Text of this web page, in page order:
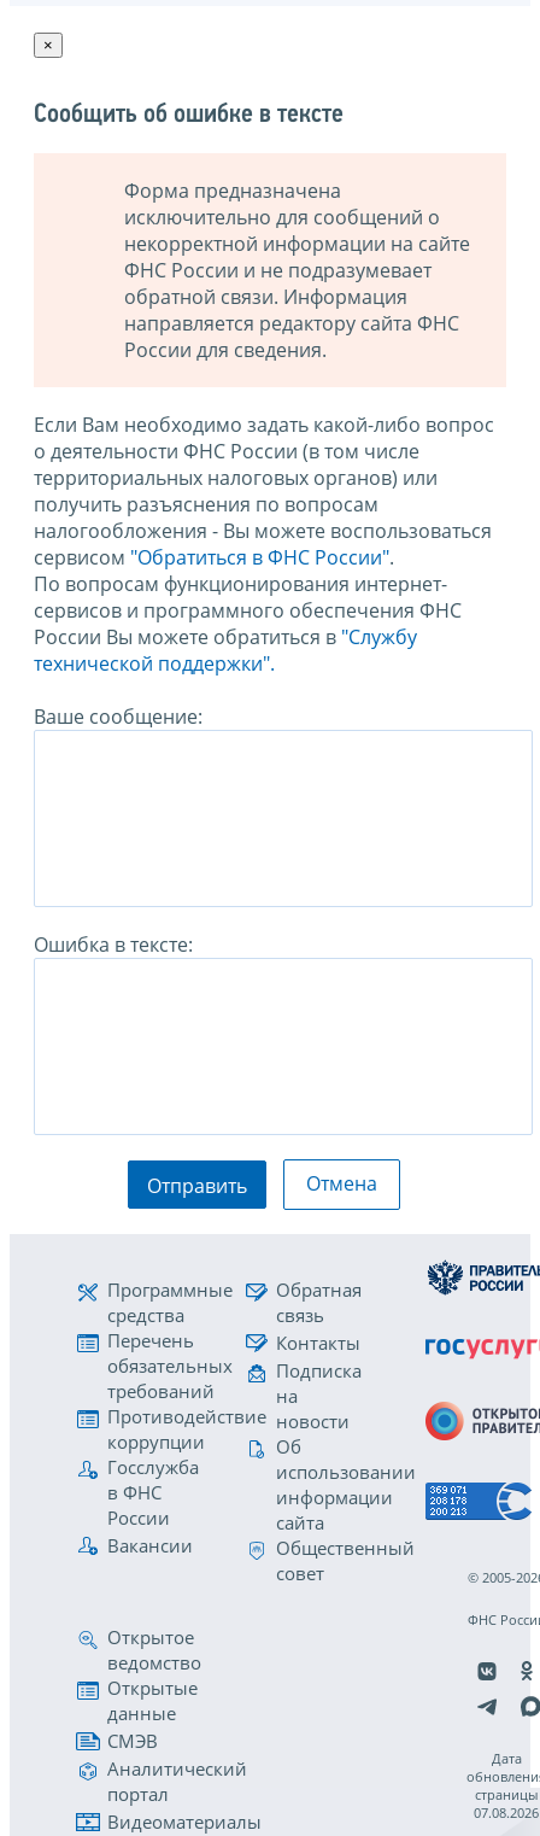
×
Сообщить об ошибке в тексте
Форма предназначена
исключительно для сообщений о
некорректной информации на сайте
ФНС России и не подразумевает
обратной связи. Информация
направляется редактору сайта ФНС
России для сведения.
Если Вам необходимо задать какой-либо вопрос
о деятельности ФНС России (в том числе
территориальных налоговых органов) или
получить разъяснения по вопросам
налогообложения - Вы можете воспользоваться
сервисом "Обратиться в ФНС России".
По вопросам функционирования интернет-
сервисов и программного обеспечения ФНС
России Вы можете обратиться в "Службу
технической поддержки".
Ваше сообщение:
Ошибка в тексте:
Отправить Отмена
Программные
средства
Перечень
обязательных
требований
Противодействие
коррупции
Госслужба
в ФНС
России
Вакансии
Обратная
связь
Контакты
Подписка
на
новости
Об
использовании
информации
сайта
Общественный
совет
Открытое
ведомство
Открытые
данные
СМЭВ
Аналитический
портал
Видеоматериалы
© 2005-
ФНС
Дата
страницы
07.08.2026